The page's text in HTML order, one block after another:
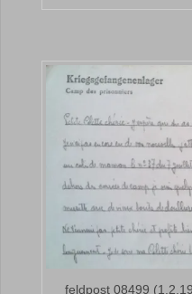
feldpost 08499